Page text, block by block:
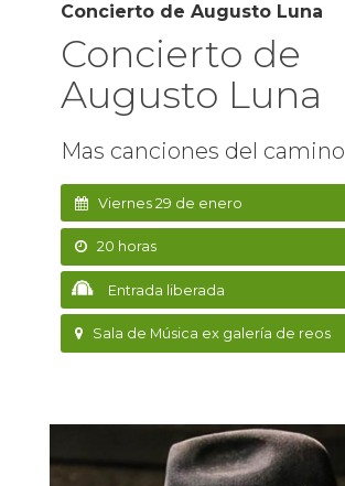
Concierto de Augusto Luna
Concierto de
Augusto Luna
Mas canciones del camino
Viernes 29 de enero
20 horas
Entrada liberada
Sala de Música ex galería de reos